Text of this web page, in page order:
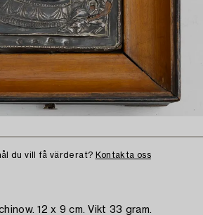
du vill få värderat? Kontakta oss
12 x 9 cm. Vikt 33 gram.